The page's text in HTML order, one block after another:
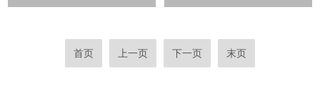
首页 上一页 下一页 末页